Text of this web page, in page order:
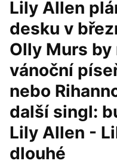
Lily Allen
desku v
Olly Murs
vánoční
nebo
další singl:
Lily Allen -
dlouhé